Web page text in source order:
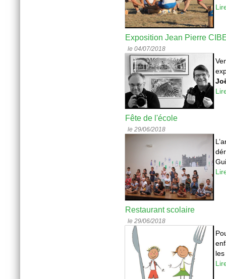
Exposition Jean Pierre
le 04/07/2018
Fête de l'école
le 29/06/2018
Restaurant scolaire
le 29/06/2018